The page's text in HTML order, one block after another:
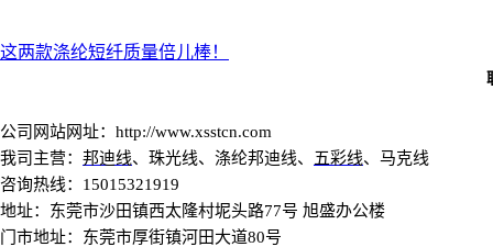
这两款涤纶短纤质量倍儿棒！
公司网站网址：http://www.xsstcn.com
我司主营： 邦迪线、珠光线、涤纶邦迪线、 五彩线、马克线
咨询热线：15015321919
地址：东莞市沙田镇西太隆村坭头路77号 旭盛办公楼
门市地址：东莞市厚街镇河田大道80号